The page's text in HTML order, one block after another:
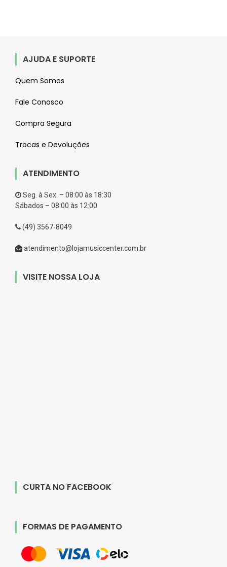
AJUDA E SUPORTE
Quem Somos
Fale Conosco
Compra Segura
Trocas e Devoluções
ATENDIMENTO
Seg. à Sex. – 08:00 às 18:30
Sábados – 08:00 às 12:00
(49) 3567-8049
atendimento@lojamusiccenter.com.br
VISITE NOSSA LOJA
CURTA NO FACEBOOK
FORMAS DE PAGAMENTO